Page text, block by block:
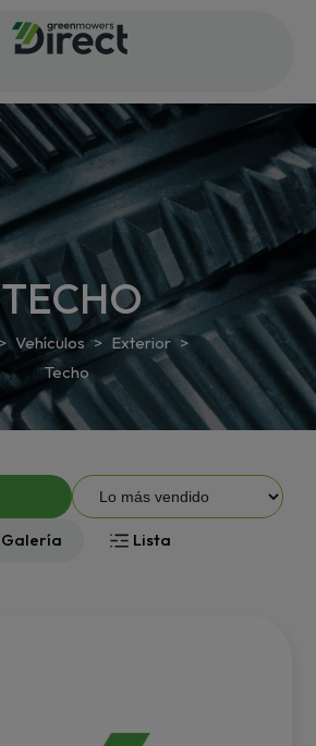
TECHO
Vehículos
Exterior
Techo
Galería Lista